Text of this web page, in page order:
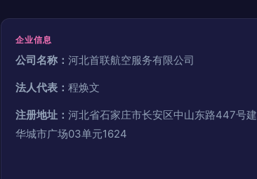
企业信息
公司名称： 河北首联航空服务有限公司
法人代表： 程焕文
注册地址： 河北省石家庄市长安区中山东路447号建
华城市广场03单元1624